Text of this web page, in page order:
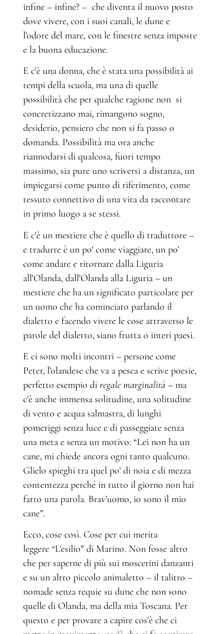
infine – infine? – che diventa il nuovo posto
dove vivere, con i suoi canali, le dune e
l'odore del mare, con le finestre senza imposte
e la buona educazione.
E c'è una donna, che è stata una possibilità ai
tempi della scuola, ma una di quelle
possibilità che per qualche ragione non si
concretizzano mai, rimangono sogno,
desiderio, pensiero che non si fa passo o
domanda. Possibilità ma ora anche
riannodarsi di qualcosa, fuori tempo
massimo, sia pure uno scriversi a distanza, un
impiegarsi come punto di riferimento, come
tessuto connettivo di una vita da raccontare
in primo luogo a se stessi.
E c'è un mestiere che è quello di traduttore –
e tradurre è un po' come viaggiare, un po'
come andare e ritornare dalla Liguria
all'Olanda, dall'Olanda alla Liguria – un
mestiere che ha un significato particolare per
un uomo che ha cominciato parlando il
dialetto e facendo vivere le cose attraverso le
parole del dialetto, siano frutta o interi paesi.
E ci sono molti incontri – persone come
Peter, l'olandese che va a pesca e scrive poesie,
perfetto esempio di regale marginalità – ma
c'è anche immensa solitudine, una solitudine
di vento e acqua salmastra, di lunghi
pomeriggi senza luce e di passeggiate senza
una meta e senza un motivo: “Lei non ha un
cane, mi chiede ancora ogni tanto qualcuno.
Glielo spieghi tra quel po' di noia e di mezza
contentezza perché in tutto il giorno non hai
fatto una parola. Brav'uomo, io sono il mio
cane”.
Ecco, cose così. Cose per cui merita
leggere “L'esilio” di Marino. Non fosse altro
che per saperne di più sui moscerini danzanti
e su un altro piccolo animaletto – il talitro –
nomade senza requie su dune che non sono
quelle di Olanda, ma della mia Toscana. Per
questo e per provare a capire cos'è che ci